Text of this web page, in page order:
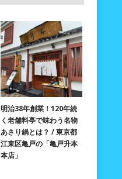
明治38年創業！120年続
く老舗料亭で味わう名物
あさり鍋とは？ / 東京都
江東区亀戸の「亀戸升本
本店」